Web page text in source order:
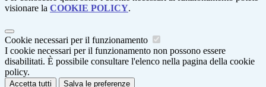
visionare la COOKIE POLICY.
Cookie necessari per il funzionamento
I cookie necessari per il funzionamento non possono essere
disabilitati. È possibile consultare l'elenco nella pagina della cookie
policy.
Accetta tutti Salva le preferenze